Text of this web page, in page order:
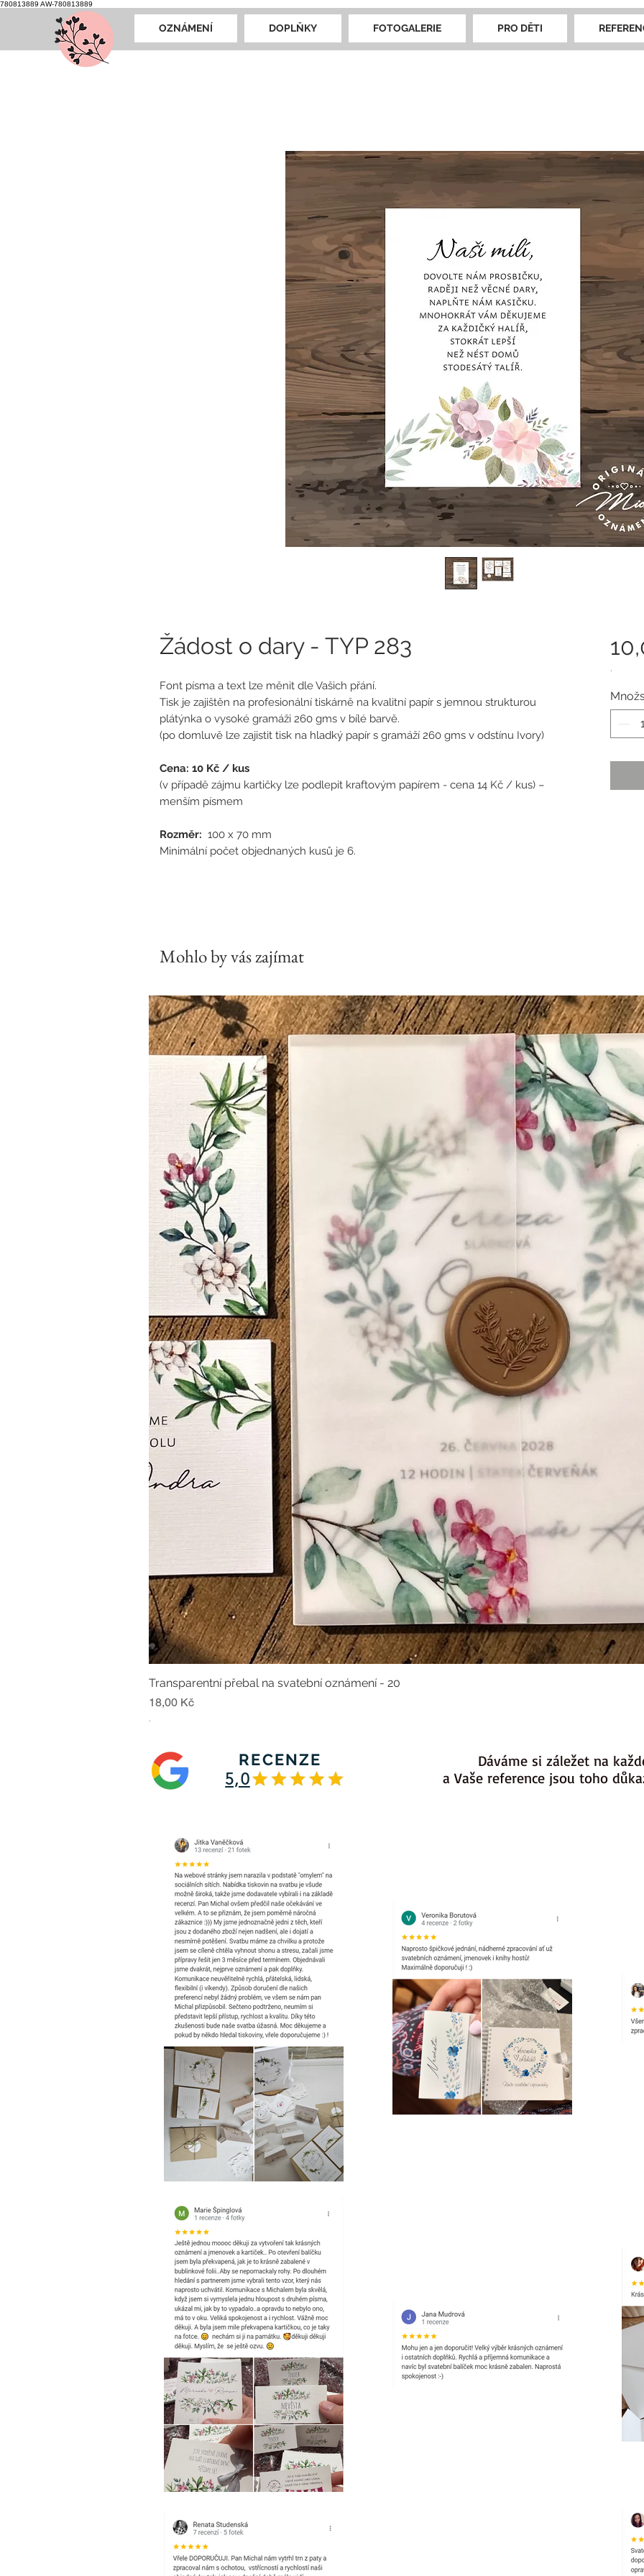
780813889 AW-780813889
OZNÁMENÍ DOPLŇKY FOTOGALERIE PRO DĚTI
Žádost o dary - TYP 283
Font písma a text lze měnit dle Vašich přání.
Tisk je zajištěn na profesionální tiskárně na kvalitní papír s jemnou strukturou
plátýnka o vysoké gramáži 260 gms v bílé barvě.
(po domluvě lze zajistit tisk na hladký papír s gramáží 260 gms v odstínu Ivory)
Cena: 10 Kč / kus
(v případě zájmu kartičky lze podlepit kraftovým papírem - cena 14 Kč / kus) –
menším písmem
Rozměr: 100 x 70 mm
Minimální počet objednaných kusů je 6.
.
Mohlo by vás zajímat
Transparentní přebal na svatební oznámení - 20
Cena
18,00 Kč
.
RECENZE
5,0
Dáváme si záležet na
a Vaše reference jsou toho